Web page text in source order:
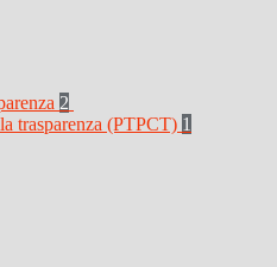
2
trasparenza (PTPCT) 1